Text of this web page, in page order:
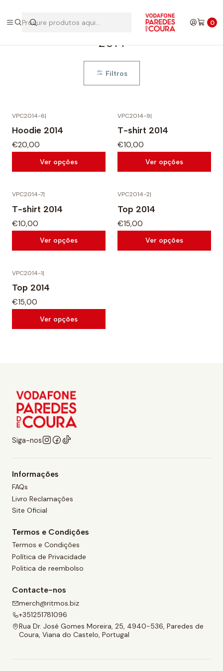
0
2014
Filtros
VPC2014-6|
Hoodie 2014
€20,00
Ver opções
VPC2014-9|
T-shirt 2014
€10,00
Ver opções
VPC2014-7|
T-shirt 2014
€10,00
Ver opções
VPC2014-2|
Top 2014
€15,00
Ver opções
VPC2014-1|
Top 2014
€15,00
Ver opções
Siga-nos
Informações
FAQs
Livro Reclamações
Site Oficial
Termos e Condições
Termos e Condições
Política de Privacidade
Politica de reembolso
Contacte-nos
merch@ritmos.biz
+351251781096
Rua Dr. José Gomes Moreira, 25, 4940-536, Paredes de
Coura, Viana do Castelo, Portugal